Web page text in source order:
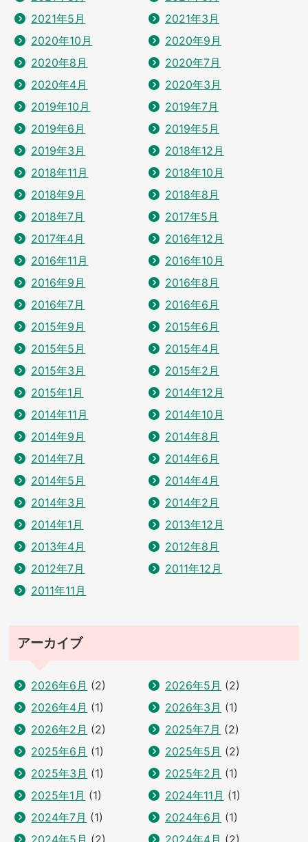
2021年5月
2021年3月
2020年10月
2020年9月
2020年8月
2020年7月
2020年4月
2020年3月
2019年10月
2019年7月
2019年6月
2019年5月
2019年3月
2018年12月
2018年11月
2018年10月
2018年9月
2018年8月
2018年7月
2017年5月
2017年4月
2016年12月
2016年11月
2016年10月
2016年9月
2016年8月
2016年7月
2016年6月
2015年9月
2015年6月
2015年5月
2015年4月
2015年3月
2015年2月
2015年1月
2014年12月
2014年11月
2014年10月
2014年9月
2014年8月
2014年7月
2014年6月
2014年5月
2014年4月
2014年3月
2014年2月
2014年1月
2013年12月
2013年4月
2012年8月
2012年7月
2011年12月
2011年11月
アーカイブ
2026年6月 (2) 2026年5月 (2)
2026年4月 (1) 2026年3月 (1)
2026年2月 (2) 2025年7月 (2)
2025年6月 (1) 2025年5月 (2)
2025年3月 (1) 2025年2月 (1)
2025年1月 (1) 2024年11月 (1)
2024年7月 (1) 2024年6月 (1)
2024年5月 (2) 2024年4月 (2)